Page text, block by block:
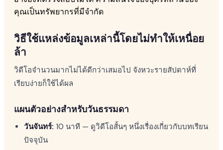
คุณเป็นทรัพยากรที่มีจำกัด
วิธีใช้แหล่งข้อมูลเหล่านี้โดยไม่ทำให้เหนื่อย
ล้า
วิดีโอจำนวนมากไม่ได้ดีกว่าเสมอไป จังหวะรายสัปดาห์ที่
เรียบง่ายก็ใช้ได้ผล
แผนตัวอย่างสำหรับวันธรรมดา
วันจันทร์: 10 นาที — ดูวิดีโอสั้นๆ หนึ่งเรื่องเกี่ยวกับบทเรียน
ปัจจุบัน